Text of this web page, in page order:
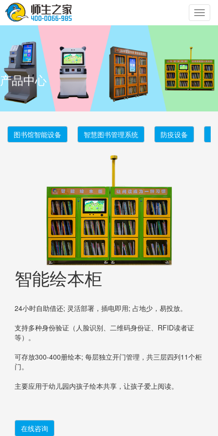
切
换
产品中心
图书馆智能设备 智慧图书管理系统 防疫设备
智能绘本柜
24小时自助借还; 灵活部署，插电即用; 占地少，易投放。
支持多种身份验证（人脸识别、二维码身份证、RFID读者证
等）。
可存放300-400册绘本; 每层独立开门管理，共三层四列11个柜
门。
主要应用于幼儿园内孩子绘本共享，让孩子爱上阅读。
在线咨询